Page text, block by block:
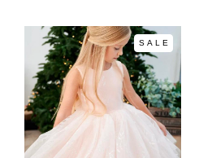
SALE